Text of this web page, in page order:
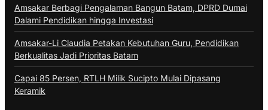
Amsakar Berbagi Pengalaman Bangun Batam, DPRD Dumai
Dalami Pendidikan hingga Investasi
Amsakar-Li Claudia Petakan Kebutuhan Guru, Pendidikan
Berkualitas Jadi Prioritas Batam
Capai 85 Persen, RTLH Milik Sucipto Mulai Dipasang
Keramik